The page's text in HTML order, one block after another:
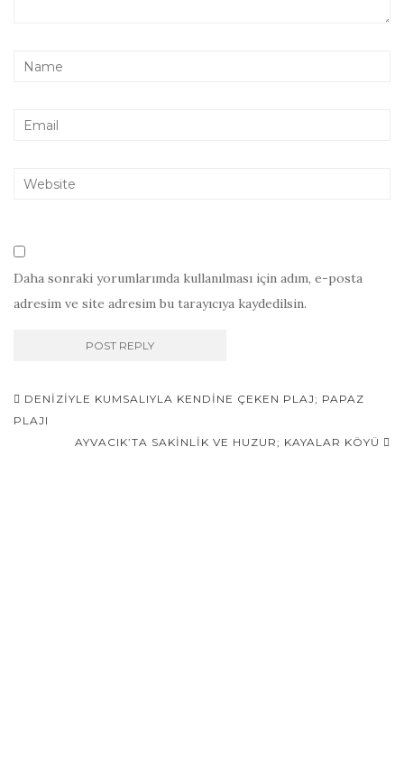
Daha sonraki yorumlarımda kullanılması için adım, e-posta
adresim ve site adresim bu tarayıcıya kaydedilsin.
Gönderi
navigasyonu
DENIZIYLE KUMSALIYLA KENDINE ÇEKEN PLAJ; PAPAZ
PLAJI
AYVACIK’TA SAKINLIK VE HUZUR; KAYALAR KÖYÜ